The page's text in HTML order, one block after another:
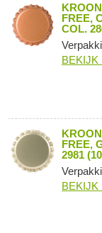
FREE,
COL.
BEKIJK
FREE,
2981
BEKIJK